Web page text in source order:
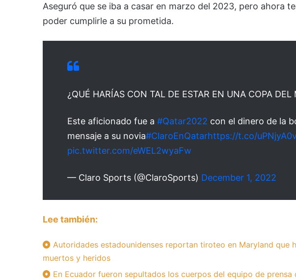
Aseguró que se iba a casar en marzo del 2023, pero ahora
poder cumplirle a su prometida.
¿QUÉ HARÍAS CON TAL DE ESTAR EN UNA COPA
Este aficionado fue a #Qatar2022 con el dinero de la
mensaje a su novia#ClaroEnQatarhttps://t.co/
pic.twitter.com/eWEL2wyaFw
— Claro Sports (@ClaroSports) December 1, 2022
Lee también:
Autoridades estadounidenses reportan tiroteo en Maryland que
muertos y heridos
En Ecuador fueron sepultados los cuerpos del equipo de prensa